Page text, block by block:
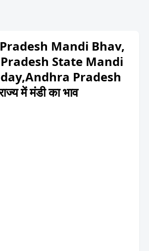
Mandi Bhav,
State Mandi
Pradesh
में मंडी का भाव